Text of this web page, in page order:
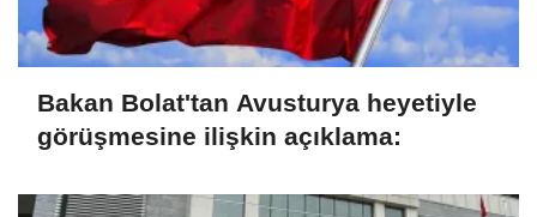
Bakan Bolat'tan Avusturya heyetiyle
görüşmesine ilişkin açıklama: